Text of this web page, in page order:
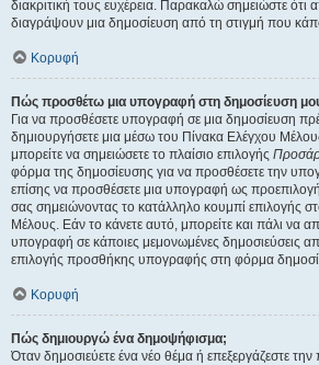
διακριτική τους ευχέρεια. Παρακαλώ σημειώστε ότι
διαγράψουν μια δημοσίευση από τη στιγμή που
Κορυφή
Πώς προσθέτω μια υπογραφή στη δημοσίευση
Για να προσθέσετε υπογραφή σε μια δημοσίευση
δημιουργήσετε μια μέσω του Πίνακα Ελέγχου
μπορείτε να σημειώσετε το πλαίσιο επιλογής
φόρμα της δημοσίευσης για να προσθέσετε την
επίσης να προσθέσετε μια υπογραφή ως προεπιλογή
σας σημειώνοντας το κατάλληλο κουμπί επιλογής
Μέλους. Εάν το κάνετε αυτό, μπορείτε και πάλι να
υπογραφή σε κάποιες μεμονωμένες δημοσιεύσεις
επιλογής προσθήκης υπογραφής στη φόρμα
Κορυφή
Πώς δημιουργώ ένα δημοψήφισμα;
Όταν δημοσιεύετε ένα νέο θέμα ή επεξεργάζεστε